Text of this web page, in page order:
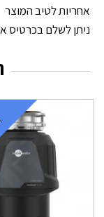
אחריות לטיב המוצר
ניתן לשלם בכרטיס אשראי עד 12